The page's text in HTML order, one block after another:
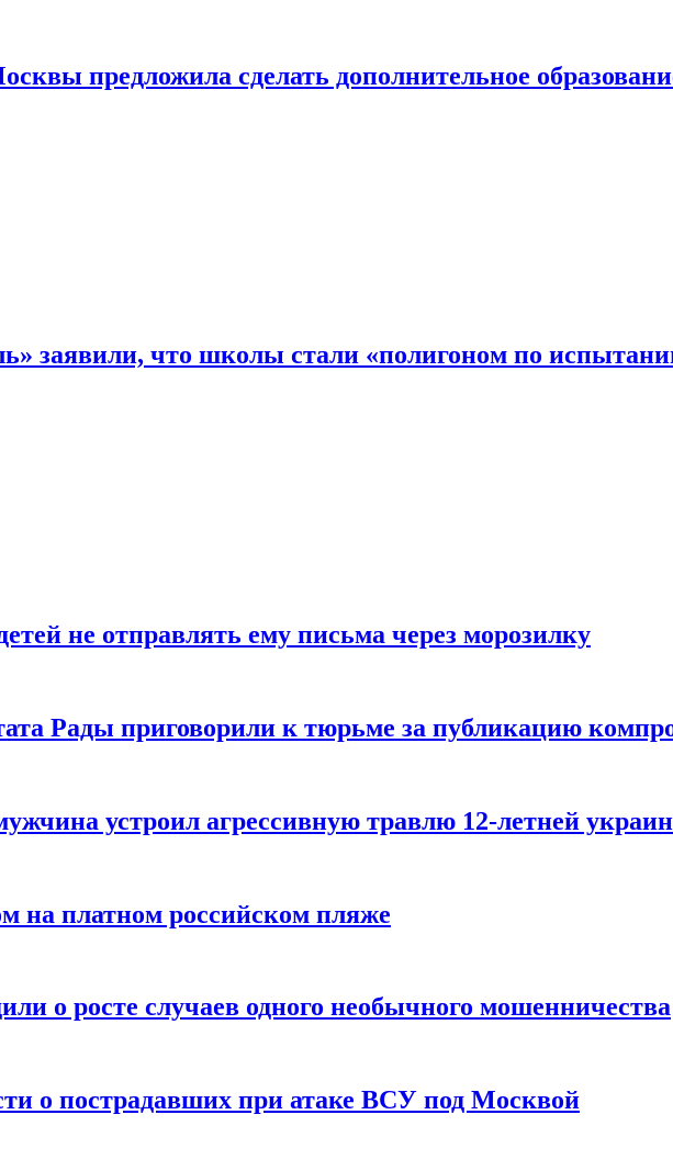
предложила сделать дополнительное
заявили, что школы стали «полигоном по
не отправлять ему письма через морозилку
Рады приговорили к тюрьме за публикацию
устроил агрессивную травлю 12-летней
на платном российском пляже
о росте случаев одного необычного мошенничества
о пострадавших при атаке ВСУ под Москвой